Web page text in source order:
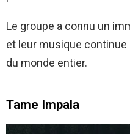
Le groupe a connu un
et leur musique continue
du monde entier.
Tame Impala